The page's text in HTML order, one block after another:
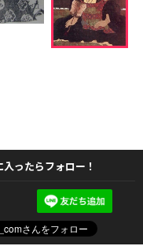
ったらフォロー！